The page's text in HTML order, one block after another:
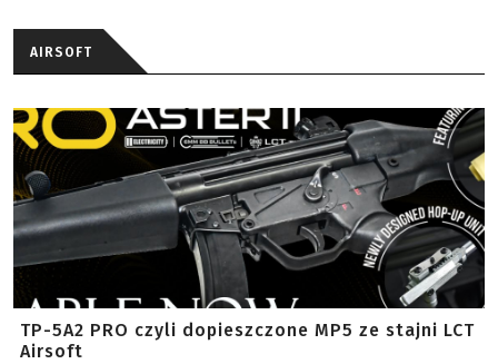
AIRSOFT
TP-5A2 PRO czyli dopieszczone MP5 ze stajni LCT
Airsoft